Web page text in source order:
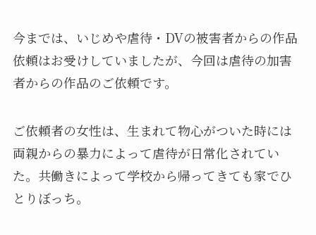
今までは、いじめや虐待・DVの被害者からの作品
依頼はお受けしていましたが、今回は虐待の加害
者からの作品のご依頼です。
ご依頼者の女性は、生まれて物心がついた時には
両親からの暴力によって虐待が日常化されてい
た。共働きによって学校から帰ってきても家でひ
とりぼっち。